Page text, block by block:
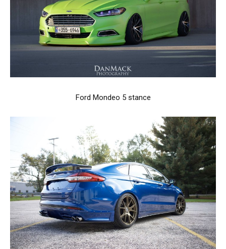
Ford Mondeo 5 stance